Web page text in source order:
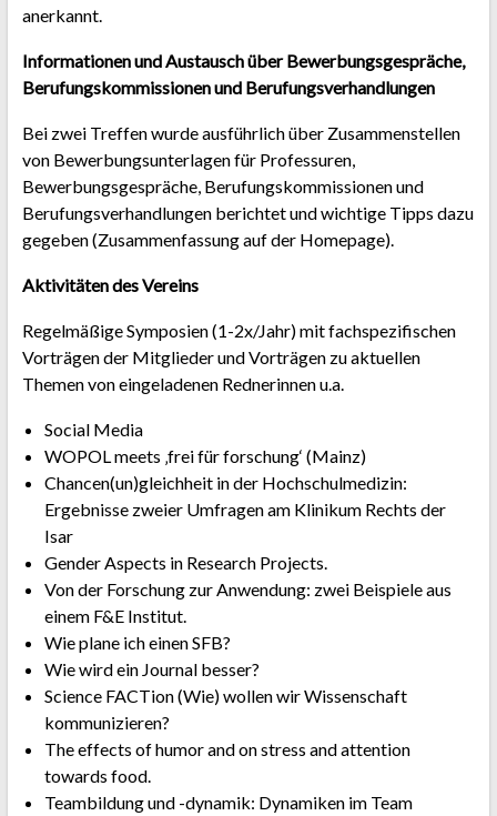
anerkannt.
Informationen und Austausch über Bewerbungsgespräche,
Berufungskommissionen und Berufungsverhandlungen
Bei zwei Treffen wurde ausführlich über Zusammenstellen
von Bewerbungsunterlagen für Professuren,
Bewerbungsgespräche, Berufungskommissionen und
Berufungsverhandlungen berichtet und wichtige Tipps dazu
gegeben (Zusammenfassung auf der Homepage).
Aktivitäten des Vereins
Regelmäßige Symposien (1-2x/Jahr) mit fachspezifischen
Vorträgen der Mitglieder und Vorträgen zu aktuellen
Themen von eingeladenen Rednerinnen u.a.
Social Media
WOPOL meets ‚frei für forschung‘ (Mainz)
Chancen(un)gleichheit in der Hochschulmedizin:
Ergebnisse zweier Umfragen am Klinikum Rechts der
Isar
Gender Aspects in Research Projects.
Von der Forschung zur Anwendung: zwei Beispiele aus
einem F&E Institut.
Wie plane ich einen SFB?
Wie wird ein Journal besser?
Science FACTion (Wie) wollen wir Wissenschaft
kommunizieren?
The effects of humor and on stress and attention
towards food.
Teambildung und -dynamik: Dynamiken im Team